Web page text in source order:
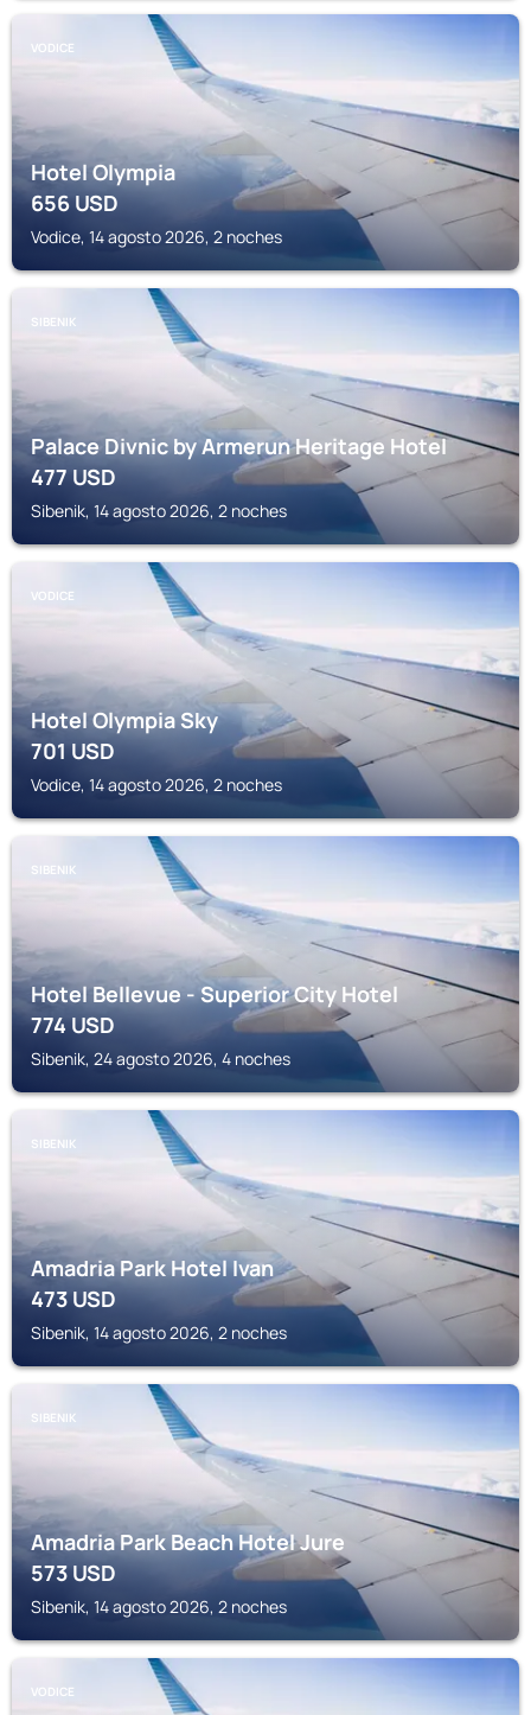
VODICE
Hotel Olympia
656USD
Vodice, 14 agosto 2026, 2 noches
SIBENIK
Palace Divnic by Armerun Heritage Hotel
477USD
Sibenik, 14 agosto 2026, 2 noches
VODICE
Hotel Olympia Sky
701USD
Vodice, 14 agosto 2026, 2 noches
SIBENIK
Hotel Bellevue - Superior City Hotel
774USD
Sibenik, 24 agosto 2026, 4 noches
SIBENIK
Amadria Park Hotel Ivan
473USD
Sibenik, 14 agosto 2026, 2 noches
SIBENIK
Amadria Park Beach Hotel Jure
573USD
Sibenik, 14 agosto 2026, 2 noches
VODICE